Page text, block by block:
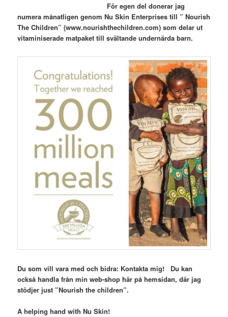
För egen del donerar jag
numera månatligen genom Nu Skin Enterprises till ” Nourish
The Children” (www.nourishthechildren.com) som delar ut
vitaminiserade matpaket till svältande undernärda barn.
Du som vill vara med och bidra: Kontakta mig! Du kan
också handla från min web-shop här på hemsidan, där jag
stödjer just ”Nourish the children”.
A helping hand with Nu Skin!